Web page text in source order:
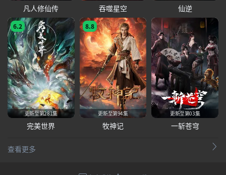
凡人修仙传 吞噬星空 仙逆
6.2
更新至第281集
完美世界
8.8
更新至第94集
牧神记
更新至第03集
一斩苍穹
查看更多